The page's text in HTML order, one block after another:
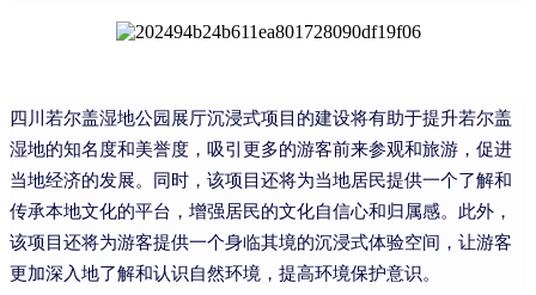
四川若尔盖湿地公园展厅沉浸式项目的建设将有助于提升若尔盖
湿地的知名度和美誉度，吸引更多的游客前来参观和旅游，促进
当地经济的发展。同时，该项目还将为当地居民提供一个了解和
传承本地文化的平台，增强居民的文化自信心和归属感。此外，
该项目还将为游客提供一个身临其境的沉浸式体验空间，让游客
更加深入地了解和认识自然环境，提高环境保护意识。